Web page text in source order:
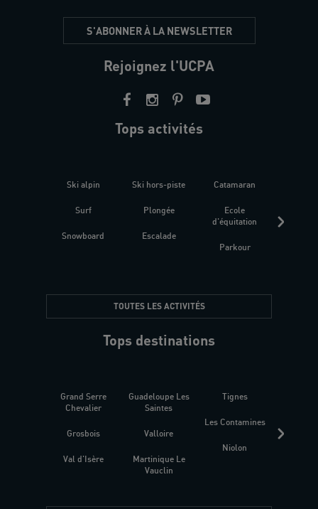
S'ABONNER À LA NEWSLETTER
Rejoignez l'UCPA
Tops activités
Ski alpin
Surf
Snowboard
Ski hors-piste
Plongée
Escalade
Catamaran
Ecole
d'équitation
Parkour
TOUTES LES ACTIVITÉS
Tops destinations
Grand Serre
Chevalier
Grosbois
Val d'Isère
Guadeloupe Les
Saintes
Valloire
Martinique Le
Vauclin
Tignes
Les Contamines
Niolon